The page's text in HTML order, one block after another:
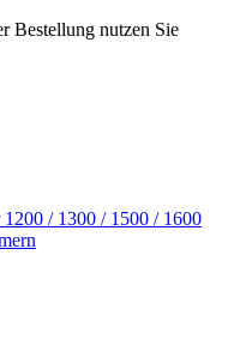
Bestellung nutzen Sie
/ 1300 / 1500 / 1600